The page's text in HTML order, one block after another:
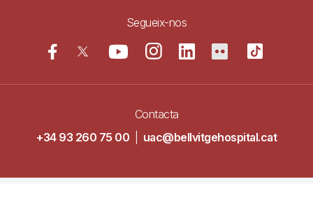
Segueix-nos
Contacta
+34 93 260 75 00
uac@bellvitgehospital.cat